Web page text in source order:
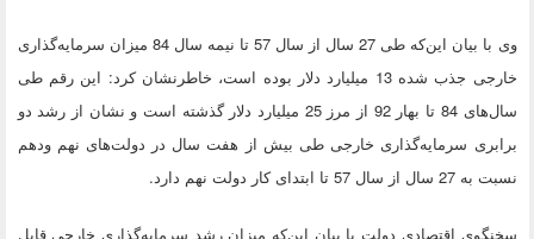
وی با بیان این‌که طی 27 سال از سال 57 تا نیمه سال 84 میزان سرمایه‌گذاری
خارجی جذب شده 13 میلیارد دلار بوده است، خاطرنشان کرد: این رقم طی
سال‌های 84 تا بهار 92 از مرز 25 میلیارد دلار گذشته است و نشان از رشد دو
برابری سرمایه‌گذاری خارجی طی بیش از هفت سال در دولت‌های نهم ودهم
نسبت به 27 سال از سال 57 تا ابتدای کار دولت نهم دارد.
سخنگوی اقتصادی دولت با بیان این‌که میزان رشد سرمایه‌گذاری خارجی قابل